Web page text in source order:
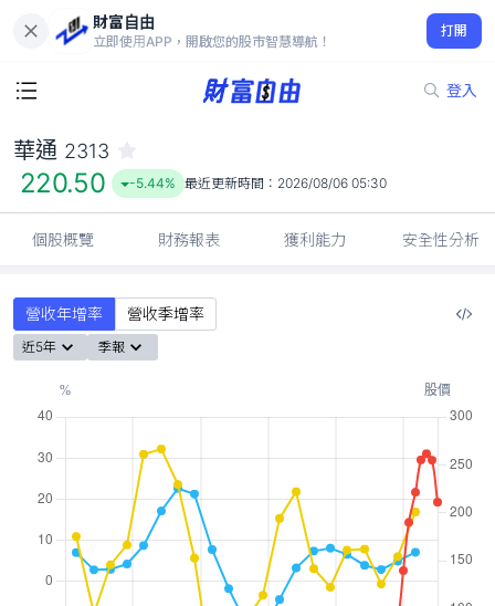
財富自由
立即使用APP，開啟您的股市智慧導航！
打開
登入
220.50
-5.44%
華通 2313
220.50 -5.44% 最近更新時間： 2026/08/06 05:30
個股概覽 財務報表 獲利能力 安全性分析
營收年增率 營收季增率
近5年 季報